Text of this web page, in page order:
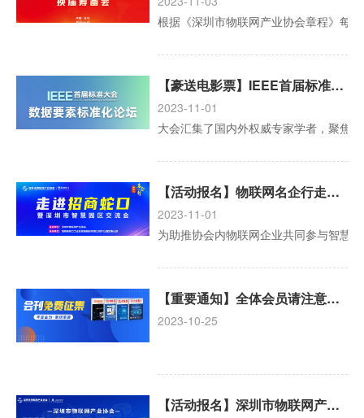
根据《深圳市物联网产业协会章程》每
【豪送电影票】IEEE首届标准大会数据要素标准化论坛强势来袭！
2023-11-01
大会汇集了国内外权威专家学者，聚焦
【活动报名】物联网名企行走进招商蛇口暨深圳市智慧园区交流会
2023-11-01
为助推协会内物联网企业共同参与智慧
【重要通知】全体会员请注意！深圳市物联网产业协会2023年度会刊资料开始免费征集啦！
2023-10-25
【活动报名】深圳市物联网产业协会2023年第三期新会员见面会火热开启报名！